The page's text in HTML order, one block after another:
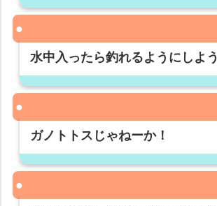
水中入ったら釣れるようにしよう
ガノトトスじゃねーか！